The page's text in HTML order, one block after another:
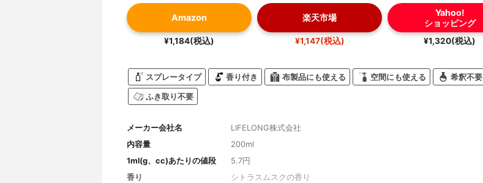
Amazon
¥1,184(税込)
楽天市場
¥1,147(税込)
Yahoo!
ショッピング
¥1,320(税込)
スプレータイプ 香り付き 布製品にも使える 空間にも使える 希釈不要
ふき取り不要
メーカー会社名
LIFELONG株式会社
内容量
200ml
1ml(g、cc)あたりの値段
5.7円
香り
シトラスムスクの香り